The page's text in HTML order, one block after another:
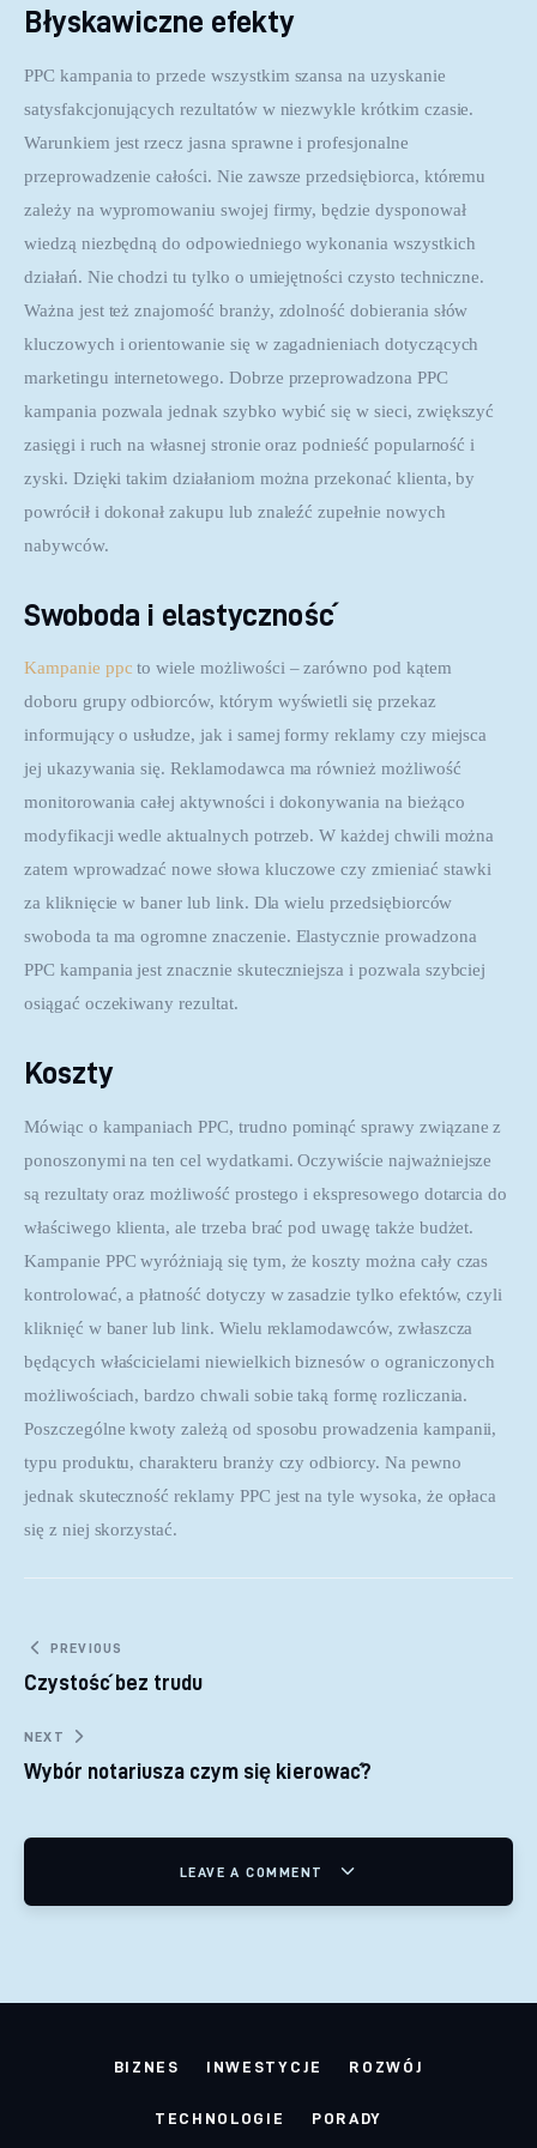
Błyskawiczne efekty
PPC kampania to przede wszystkim szansa na uzyskanie
satysfakcjonujących rezultatów w niezwykle krótkim czasie.
Warunkiem jest rzecz jasna sprawne i profesjonalne
przeprowadzenie całości. Nie zawsze przedsiębiorca, któremu
zależy na wypromowaniu swojej firmy, będzie dysponował
wiedzą niezbędną do odpowiedniego wykonania wszystkich
działań. Nie chodzi tu tylko o umiejętności czysto techniczne.
Ważna jest też znajomość branży, zdolność dobierania słów
kluczowych i orientowanie się w zagadnieniach dotyczących
marketingu internetowego. Dobrze przeprowadzona PPC
kampania pozwala jednak szybko wybić się w sieci, zwiększyć
zasięgi i ruch na własnej stronie oraz podnieść popularność i
zyski. Dzięki takim działaniom można przekonać klienta, by
powrócił i dokonał zakupu lub znaleźć zupełnie nowych
nabywców.
Swoboda i elastyczność
Kampanie ppc to wiele możliwości – zarówno pod kątem
doboru grupy odbiorców, którym wyświetli się przekaz
informujący o usłudze, jak i samej formy reklamy czy miejsca
jej ukazywania się. Reklamodawca ma również możliwość
monitorowania całej aktywności i dokonywania na bieżąco
modyfikacji wedle aktualnych potrzeb. W każdej chwili można
zatem wprowadzać nowe słowa kluczowe czy zmieniać stawki
za kliknięcie w baner lub link. Dla wielu przedsiębiorców
swoboda ta ma ogromne znaczenie. Elastycznie prowadzona
PPC kampania jest znacznie skuteczniejsza i pozwala szybciej
osiągać oczekiwany rezultat.
Koszty
Mówiąc o kampaniach PPC, trudno pominąć sprawy związane z
ponoszonymi na ten cel wydatkami. Oczywiście najważniejsze
są rezultaty oraz możliwość prostego i ekspresowego dotarcia do
właściwego klienta, ale trzeba brać pod uwagę także budżet.
Kampanie PPC wyróżniają się tym, że koszty można cały czas
kontrolować, a płatność dotyczy w zasadzie tylko efektów, czyli
kliknięć w baner lub link. Wielu reklamodawców, zwłaszcza
będących właścicielami niewielkich biznesów o ograniczonych
możliwościach, bardzo chwali sobie taką formę rozliczania.
Poszczególne kwoty zależą od sposobu prowadzenia kampanii,
typu produktu, charakteru branży czy odbiorcy. Na pewno
jednak skuteczność reklamy PPC jest na tyle wysoka, że opłaca
się z niej skorzystać.
Nawigacja wpisu
PREVIOUS
Czystość bez trudu
NEXT
Wybór notariusza czym się kierować?
LEAVE A COMMENT
BIZNES INWESTYCJE ROZWÓJ
TECHNOLOGIE PORADY